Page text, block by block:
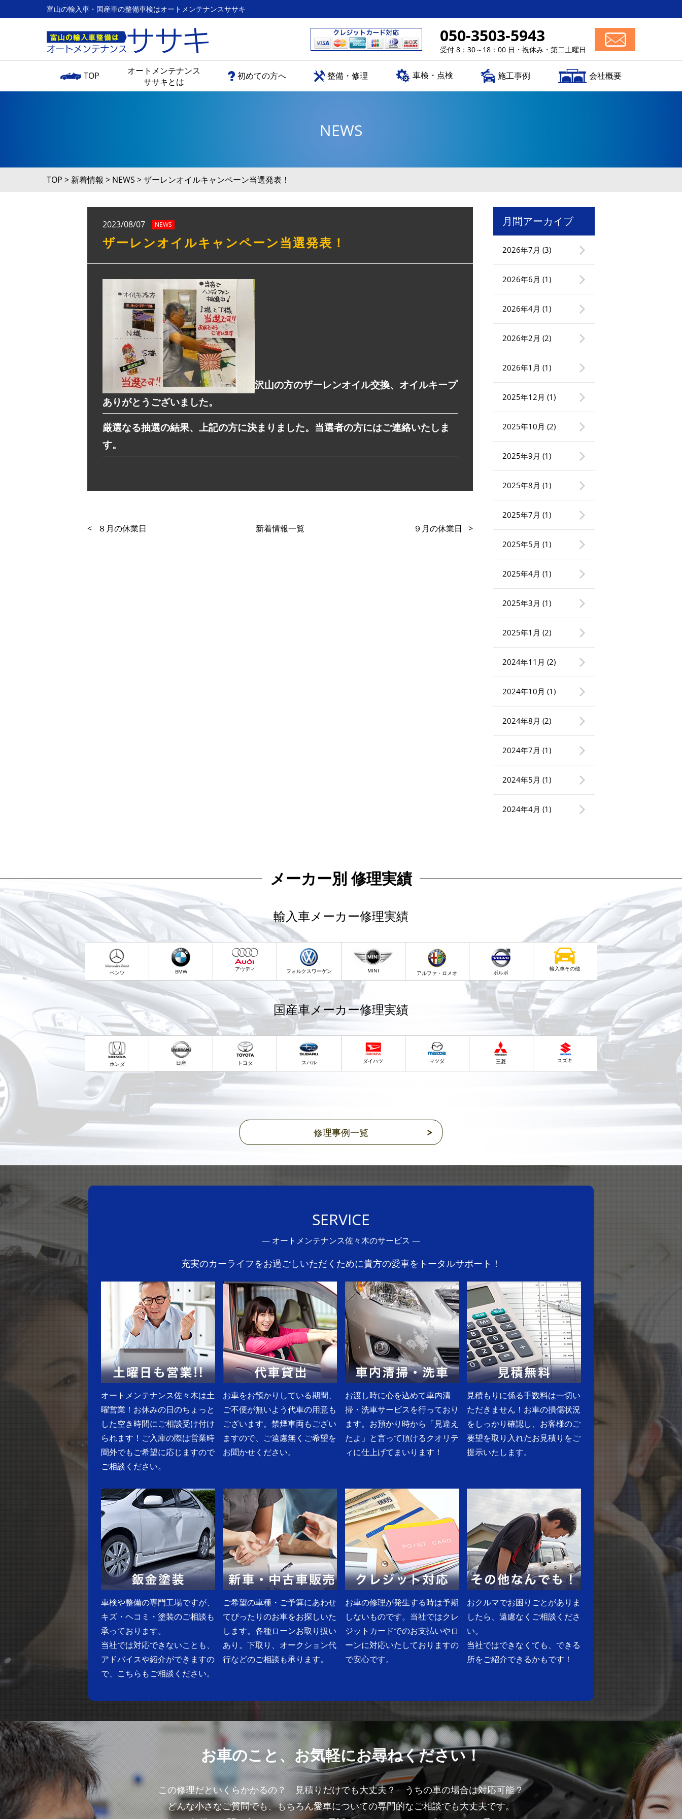
富山の輸入車・国産車の整備車検はオートメンテナンスササキ
050-3503-5943
受付 8：30～18：00 日・祝休み・第二土曜日
TOP
オートメンテナンス
ササキとは
初めての方へ 整備・修理 車検・点検 施工事例 会社概要
NEWS
TOP > 新着情報 > NEWS >ザーレンオイルキャンペーン当選発表！
2023/08/07 NEWS
ザーレンオイルキャンペーン当選発表！
沢山の方のザーレンオイル交換、オイルキープ
ありがとうございました。
厳選なる抽選の結果、上記の方に決まりました。当選者の方にはご連絡いたしま
す。
< ８月の休業日 新着情報一覧 ９月の休業日 >
月間アーカイブ
2026年7月 (3)
2026年6月 (1)
2026年4月 (1)
2026年2月 (2)
2026年1月 (1)
2025年12月 (1)
2025年10月 (2)
2025年9月 (1)
2025年8月 (1)
2025年7月 (1)
2025年5月 (1)
2025年4月 (1)
2025年3月 (1)
2025年1月 (2)
2024年11月 (2)
2024年10月 (1)
2024年8月 (2)
2024年7月 (1)
2024年5月 (1)
2024年4月 (1)
メーカー別 修理実績
輸入車メーカー修理実績
ベンツ BMW アウディ フォルクスワーゲン MINI アルファ・ロメオ ボルボ
輸入車その他
国産車メーカー修理実績
ホンダ 日産 トヨタ スバル ダイハツ マツダ 三菱 スズキ
修理事例一覧
SERVICE
― オートメンテナンス佐々木のサービス ―
充実のカーライフをお過ごしいただくために貴方の愛車をトータルサポート！
オートメンテナンス佐々木は土
曜営業！お休みの日のちょっと
した空き時間にご相談受け付け
られます！ご入庫の際は営業時
間外でもご希望に応じますので
ご相談ください。
お車をお預かりしている期間、
ご不便が無いよう代車の用意も
ございます。禁煙車両もござい
ますので、ご遠慮無くご希望を
お聞かせください。
お渡し時に心を込めて車内清
掃・洗車サービスを行っており
ます。お預かり時から「見違え
たよ」と言って頂けるクオリテ
ィに仕上げてまいります！
見積もりに係る手数料は一切い
ただきません！お車の損傷状況
をしっかり確認し、お客様のご
要望を取り入れたお見積りをご
提示いたします。
車検や整備の専門工場ですが、
キズ・ヘコミ・塗装のご相談も
承っております。
当社では対応できないことも、
アドバイスや紹介ができますの
で、こちらもご相談ください。
ご希望の車種・ご予算にあわせ
てぴったりのお車をお探しいた
します。各種ローンお取り扱い
あり。下取り、オークション代
行などのご相談も承ります。
お車の修理が発生する時は予期
しないものです。当社ではクレ
ジットカードでのお支払いやロ
ーンに対応いたしておりますの
で安心です。
おクルマでお困りごとがありま
したら、遠慮なくご相談くださ
い。
当社ではできなくても、できる
所をご紹介できるかもです！
お車のこと、お気軽にお尋ねください！
この修理だといくらかかるの？ 見積りだけでも大丈夫？ うちの車の場合は対応可能？
どんな小さなご質問でも、もちろん愛車についての専門的なご相談でも大丈夫です。